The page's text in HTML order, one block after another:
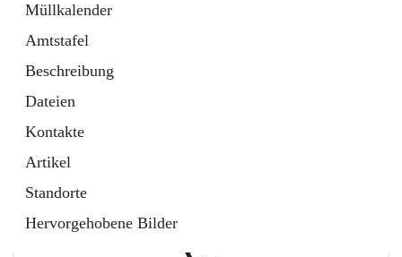
Müllkalender
Amtstafel
Beschreibung
Dateien
Kontakte
Artikel
Standorte
Hervorgehobene Bilder